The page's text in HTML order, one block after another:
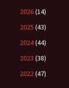
2026(14)
2025 (43)
2024(44)
2023 (38)
2022(47)